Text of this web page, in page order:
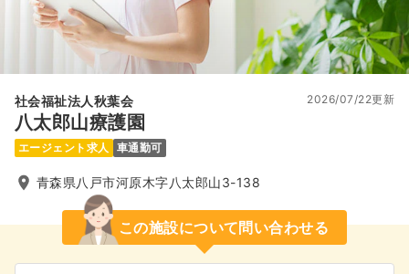
社会福祉法人秋葉会
八太郎山療護園
2026/07/22更新
エージェント求人 車通勤可
青森県八戸市河原木字八太郎山3-138
この施設について問い合わせる